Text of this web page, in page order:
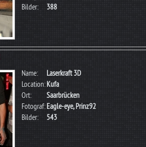
Bilder:
388
Name:
Laserkraft 3D
Location:Kufa
Ort:
Saarbrücken
Fotograf:Eagle-eye, Prinz92
Bilder:
543